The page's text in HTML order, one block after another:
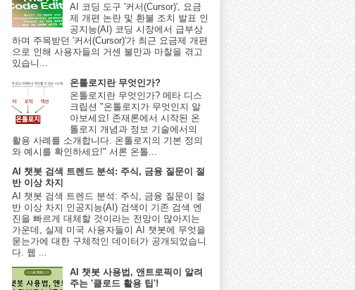
AI 코딩 도구 '커서(Cursor)', 요금
제 개편 논란 및 환불 조치 발표 인
공지능(AI) 코딩 시장에서 급부상
하며 주목받던 '커서(Cursor)'가 최근 요금제 개편
으로 인해 사용자들의 거센 불만과 마찰을 겪고
있습니...
온톨로지란 무엇인가?
온톨로지란 무엇인가? 메타 디스
크립션 "온톨로지가 무엇인지 알
아보세요! 존재론에서 시작된 온
톨로지 개념과 정보 기술에서의
활용 사례를 소개합니다. 온톨로지의 기본 정의
와 예시를 확인하세요!" 서론 온톨...
AI 챗봇 검색 트렌드 분석: 주식, 금융 질문이 절
반 이상 차지
AI 챗봇 검색 트렌드 분석: 주식, 금융 질문이 절
반 이상 차지 인공지능(AI) 검색이 기존 검색 엔
진을 빠르게 대체할 것이라는 전망이 많아지는
가운데, 실제 미국 사용자들이 AI 챗봇에 무엇을
묻는가에 대한 구체적인 데이터가 공개되었습니
다. 웹 ...
AI 챗봇 사용법, 앤트로픽이 알려
주는 '클로드 활용 팁'!